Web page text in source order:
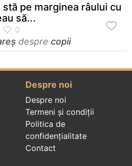
stă pe marginea râului cu
să...
despre copii
Despre noi
Despre noi
Termeni și condiții
Politica de
confidenţialitate
Contact